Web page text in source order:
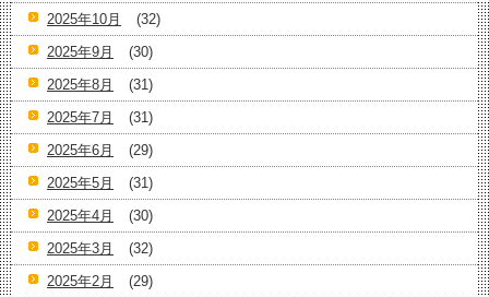
2025年10月
(32)
2025年9月
(30)
2025年8月
(31)
2025年7月
(31)
2025年6月
(29)
2025年5月
(31)
2025年4月
(30)
2025年3月
(32)
2025年2月
(29)